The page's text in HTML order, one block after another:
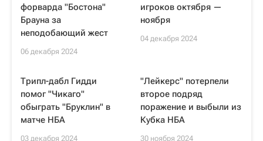
форварда "Бостона"
Брауна за
неподобающий жест
06 декабря 2024
игроков октября —
ноября
04 декабря 2024
Трипл-дабл Гидди
помог "Чикаго"
обыграть "Бруклин" в
матче НБА
03 декабря 2024
"Лейкерс" потерпели
второе подряд
поражение и выбыли из
Кубка НБА
30 ноября 2024